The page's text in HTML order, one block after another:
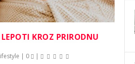
KROZ PRIRODNU
| 0 |